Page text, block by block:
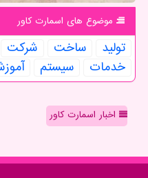
موضوع های اسمارت كاور
تولید ساخت شركت
خدمات
سیستم
اخبار اسمارت کاور